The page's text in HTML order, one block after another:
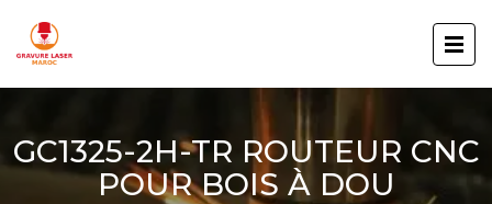
GC1325-2H-TR ROUTEUR CNC
POUR BOIS À DOU